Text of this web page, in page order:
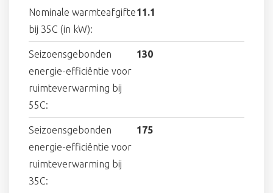
Nominale warmteafgifte
bij 35C (in kW):
11.1
Seizoensgebonden
energie-efficiëntie voor
ruimteverwarming bij
55C:
130
Seizoensgebonden
energie-efficiëntie voor
ruimteverwarming bij
35C:
175